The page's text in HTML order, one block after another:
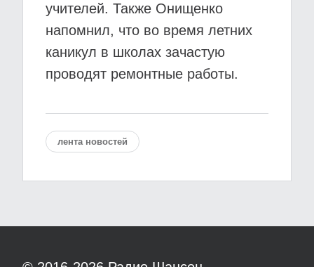
учителей. Также Онищенко
напомнил, что во время летних
каникул в школах зачастую
проводят ремонтные работы.
лента новостей